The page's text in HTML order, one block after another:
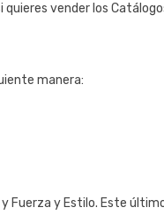
quieres vender los
manera:
Fuerza y Estilo. Este